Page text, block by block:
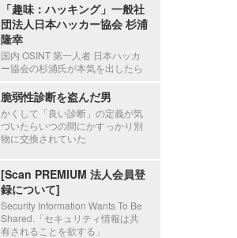
「趣味：ハッキング」一般社
団法人日本ハッカー協会 杉浦
隆幸
国内 OSINT 第一人者 日本ハッカ
ー協会の杉浦氏が本気を出したら
脆弱性診断を盗んだ男
かくして「良い診断」の定義が気
づいたらいつの間にかすっかり別
物に交換されていた
[Scan PREMIUM 法人会員登
録について]
Security Information Wants To Be
Shared.「セキュリティ情報は共
有されることを欲する」